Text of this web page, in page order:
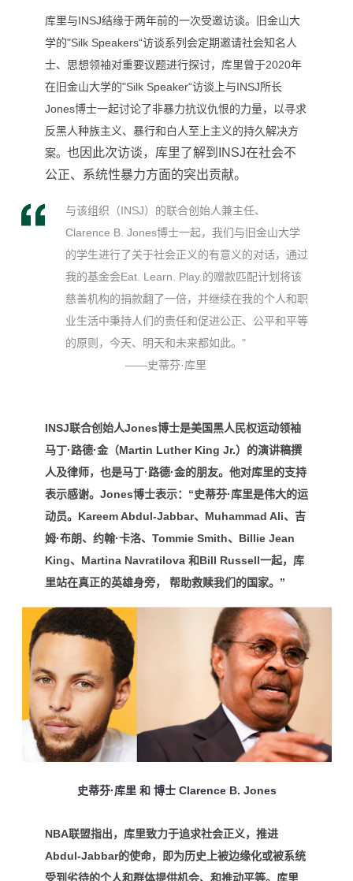
库里与INSJ结缘于两年前的一次受邀访谈。旧金山大
学的"Silk Speakers“访谈系列会定期邀请社会知名人
士、思想领袖对重要议题进行探讨，库里曾于2020年
在旧金山大学的"Silk Speaker“访谈上与INSJ所长
Jones博士一起讨论了非暴力抗议仇恨的力量，以寻求
反黑人种族主义、暴行和白人至上主义的持久解决方
案。 也因此次访谈，库里了解到INSJ在社会不
公正、系统性暴力方面的突出贡献。
与该组织（INSJ）的联合创始人兼主任、
Clarence B. Jones博士一起，我们与旧金山大学
的学生进行了关于社会正义的有意义的对话，通过
我的基金会Eat. Learn. Play.的赠款匹配计划将该
慈善机构的捐款翻了一倍，并继续在我的个人和职
业生活中秉持人们的责任和促进公正、公平和平等
的原则，今天、明天和未来都如此。"
——史蒂芬·库里
INSJ联合创始人Jones博士是美国黑人民权运动领袖
马丁·路德·金（Martin Luther King Jr.）的演讲稿撰
人及律师，也是马丁·路德·金的朋友。他对库里的支持
表示感谢。Jones博士表示：“史蒂芬·库里是伟大的运
动员。Kareem Abdul-Jabbar、Muhammad Ali、吉
姆·布朗、约翰·卡洛、Tommie Smith、Billie Jean
King、Martina Navratilova 和Bill Russell一起，库
里站在真正的英雄身旁， 帮助救赎我们的国家。”
史蒂芬·库里 和 博士 Clarence B. Jones
NBA联盟指出，库里致力于追求社会正义，推进
Abdul-Jabbar的使命，即为历史上被边缘化或被系统
受到劣待的个人和群体提供机会、和推动平等。库里